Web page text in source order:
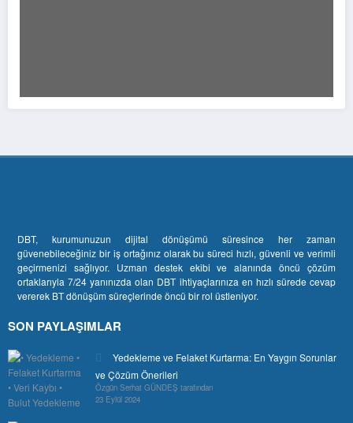
DBT, kurumunuzun dijital dönüşümü süresince her zaman
güvenebileceğiniz bir iş ortağınız olarak bu süreci hızlı, güvenli ve verimli
geçirmenizi sağlıyor. Uzman destek ekibi ve alanında öncü çözüm
ortaklarıyla 7/24 yanınızda olan DBT ihtiyaçlarınıza en hızlı sürede cevap
vererek BT dönüşüm süreçlerinde öncü bir rol üstleniyor.
SON PAYLAŞIMLAR
Yedekleme ve Felaket Kurtarma: En Yaygın Sorunlar
ve Çözüm Önerileri
Özgün Serhat GÜNDEŞ tarafından
23 Eylül 2024